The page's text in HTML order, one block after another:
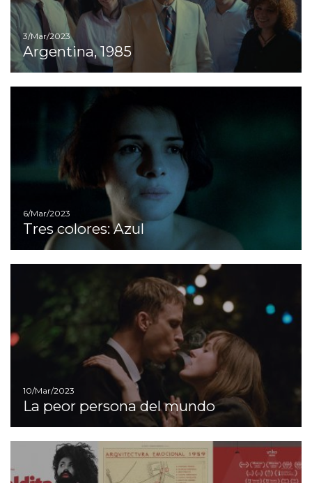
3/Mar/2023
Argentina, 1985
6/Mar/2023
Tres colores: Azul
10/Mar/2023
La peor persona del mundo